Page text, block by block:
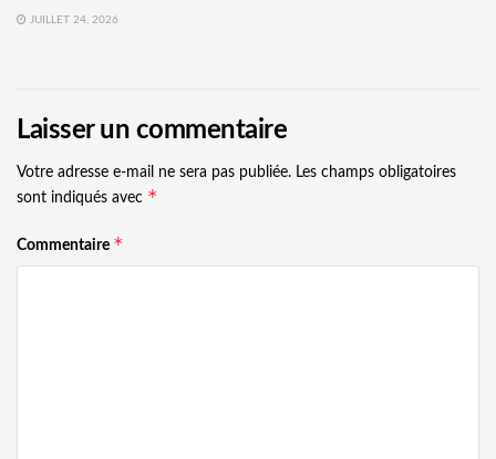
JUILLET 24, 2026
Laisser un commentaire
Votre adresse e-mail ne sera pas publiée. Les champs obligatoires
sont indiqués avec *
Commentaire *